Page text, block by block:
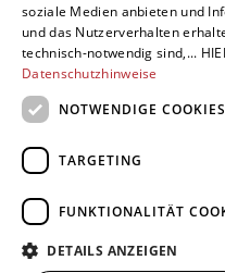
COOKIE-
soziale Medien anbieten und
und das Nutzerverhalten
technisch-notwendig sind,...
Datenschutzhinweise
NOTWENDIGE COOKIES
TARGETING
FUNKTIONALITÄT
DETAILS ANZEIGEN